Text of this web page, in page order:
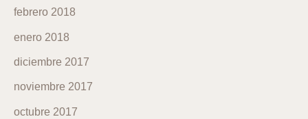
febrero 2018
enero 2018
diciembre 2017
noviembre 2017
octubre 2017